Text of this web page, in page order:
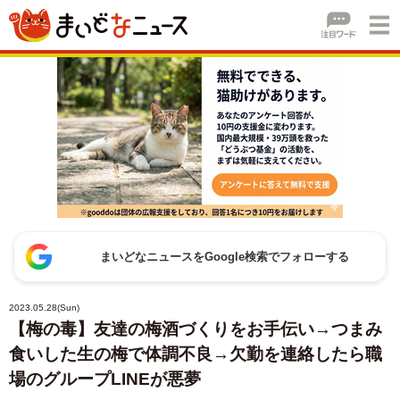
まいどなニュースをGoogle検索でフォローする
2023.05.28(Sun)
【梅の毒】友達の梅酒づくりをお手伝い→つまみ
食いした生の梅で体調不良→欠勤を連絡したら職
場のグループLINEが悪夢